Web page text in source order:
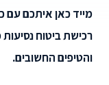
מייד כאן איתכם
רכישת ביטוח
והטיפים החשובים.